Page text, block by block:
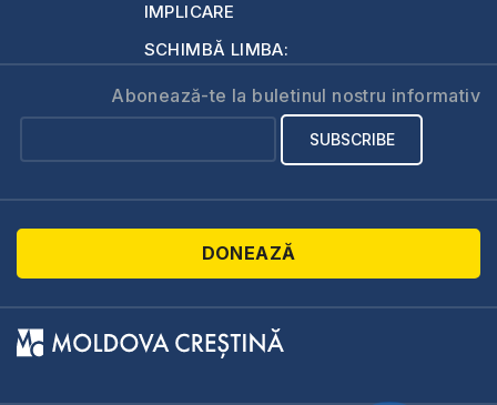
IMPLICARE
SCHIMBĂ LIMBA:
Abonează-te la buletinul nostru informativ
DONEAZĂ